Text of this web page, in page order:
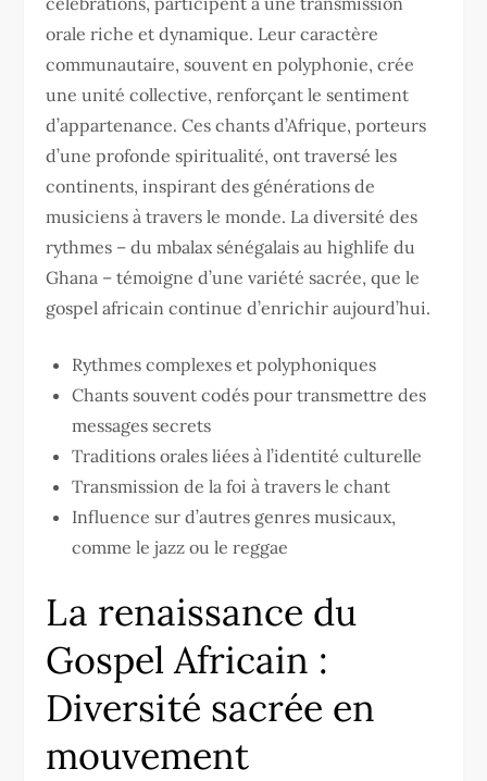
orale riche et dynamique. Leur caractère
communautaire, souvent en polyphonie, crée
une unité collective, renforçant le sentiment
d’appartenance. Ces chants d’Afrique, porteurs
d’une profonde spiritualité, ont traversé les
continents, inspirant des générations de
musiciens à travers le monde. La diversité des
rythmes – du mbalax sénégalais au highlife du
Ghana – témoigne d’une variété sacrée, que le
gospel africain continue d’enrichir aujourd’hui.
Rythmes complexes et polyphoniques
Chants souvent codés pour transmettre des
messages secrets
Traditions orales liées à l’identité culturelle
Transmission de la foi à travers le chant
Influence sur d’autres genres musicaux,
comme le jazz ou le reggae
La renaissance du
Gospel Africain :
Diversité sacrée en
mouvement